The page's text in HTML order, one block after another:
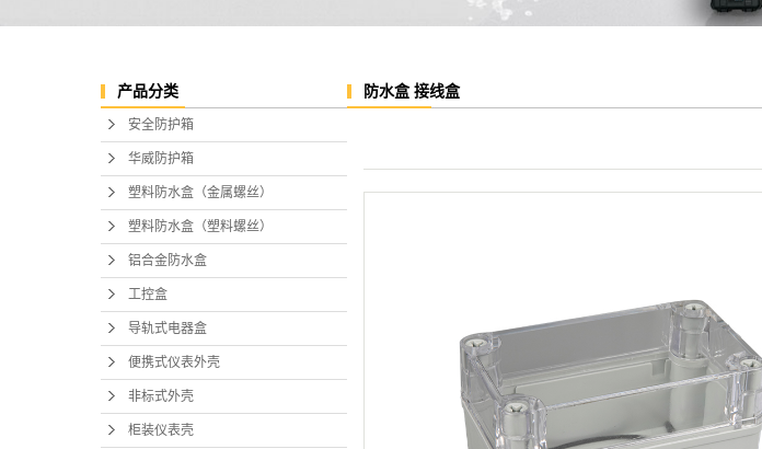
产品分类
安全防护箱
华威防护箱
塑料防水盒（金属螺丝）
塑料防水盒（塑料螺丝）
铝合金防水盒
工控盒
导轨式电器盒
便携式仪表外壳
非标式外壳
柜装仪表壳
防水盒 接线盒